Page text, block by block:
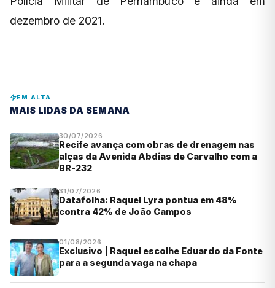
dezembro de 2021.
EM ALTA
MAIS LIDAS DA SEMANA
30/07/2026
Recife avança com obras de drenagem nas
alças da Avenida Abdias de Carvalho com a
BR-232
31/07/2026
Datafolha: Raquel Lyra pontua em 48%
contra 42% de João Campos
01/08/2026
Exclusivo | Raquel escolhe Eduardo da Fonte
para a segunda vaga na chapa